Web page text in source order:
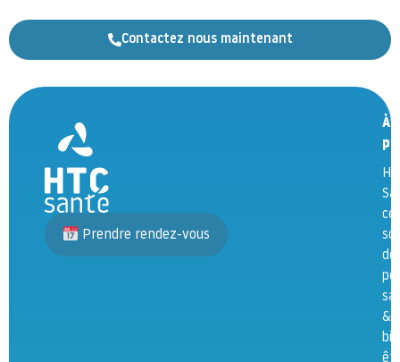
Contactez nous maintenant
Prendre rendez-vous
À
ce
&